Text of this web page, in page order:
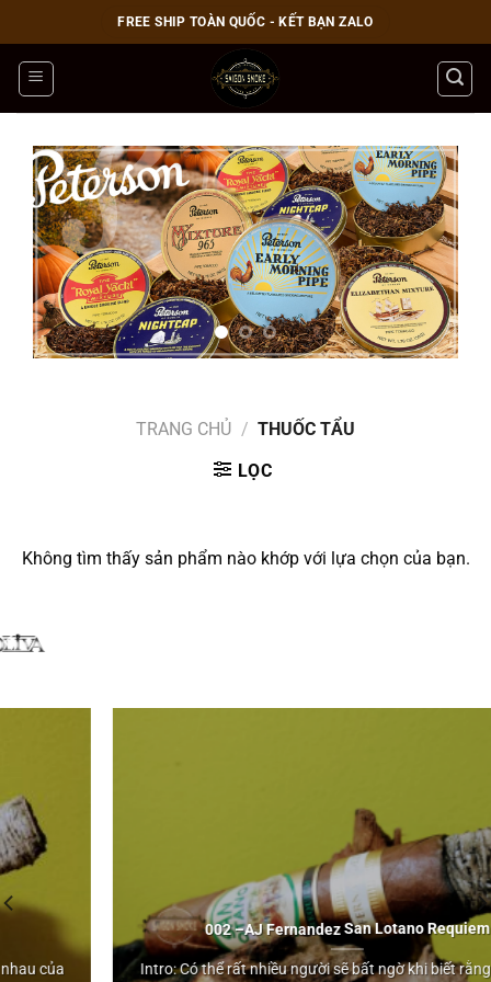
qua
nội
dung
FREE SHIP TOÀN QUỐC - KẾT BẠN ZALO
TRANG CHỦ / THUỐC TẨU
LỌC
Không tìm thấy sản phẩm nào khớp với lựa chọn của bạn.
002 –AJ FernandezSan Lotano Requiem
Intro: Có thể rất nhiều người sẽ bất ngờ khi biết rằng rất nhiều